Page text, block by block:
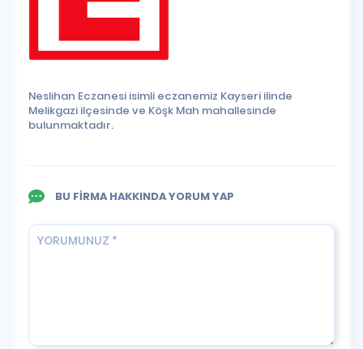
Neslihan Eczanesi isimli eczanemiz Kayseri ilinde
Melikgazi ilçesinde ve Köşk Mah mahallesinde
bulunmaktadır.
BU FİRMA HAKKINDA YORUM YAP